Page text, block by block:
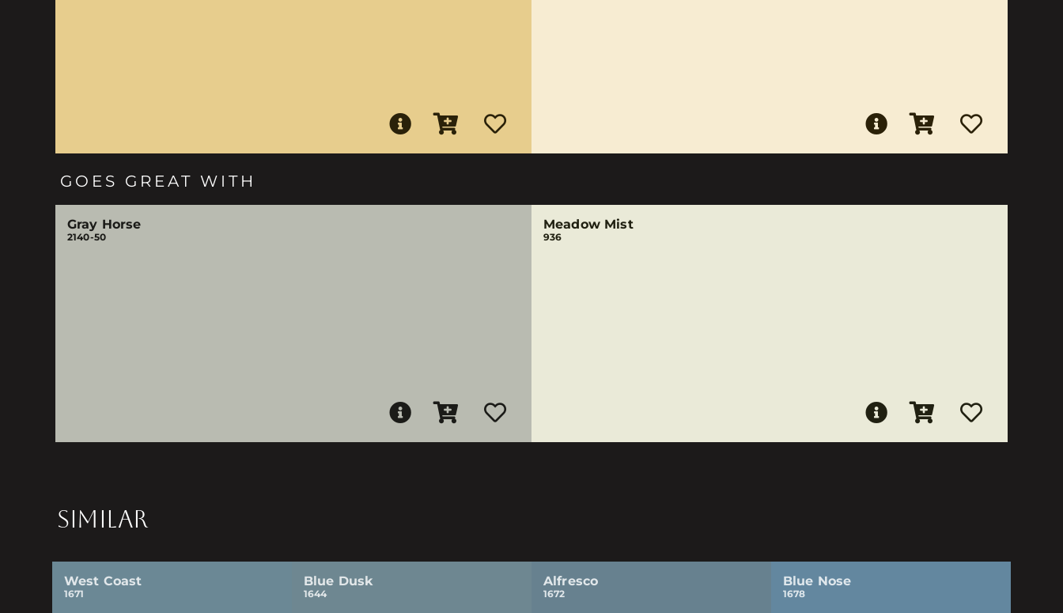
GOES GREAT WITH
Gray Horse
2140-50
Meadow Mist
936
SIMILAR
West Coast
1671
Blue Dusk
1644
Alfresco
1672
Blue Nose
1678